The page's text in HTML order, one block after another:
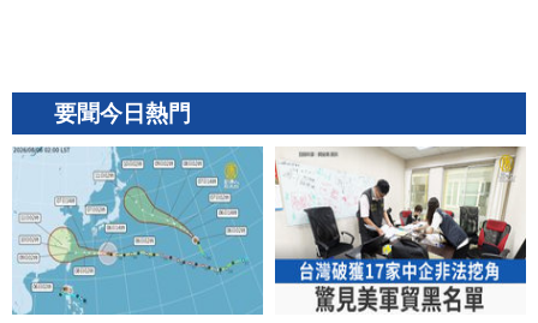
要聞今日熱門